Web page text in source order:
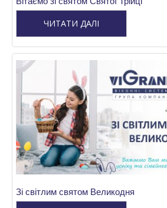
ЧИТАТИ ДАЛІ
Зі світлим святом Великодня